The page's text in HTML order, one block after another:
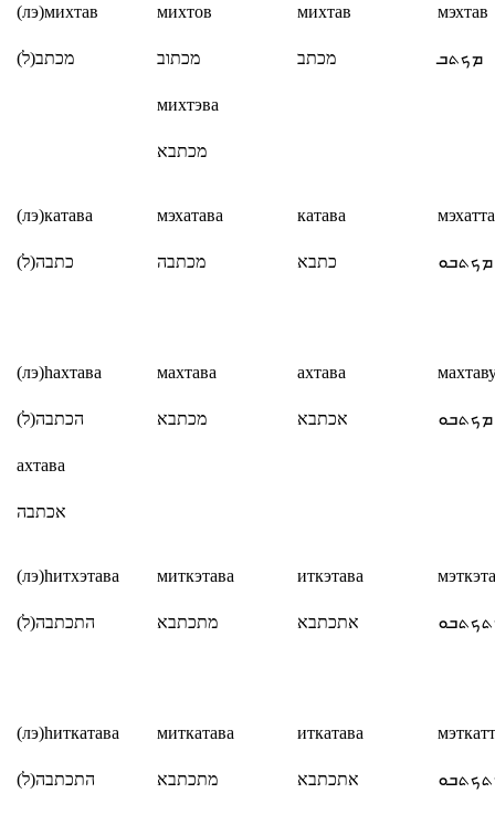
(лэ)михтав
(ל)מכתב
михтов
מכתוב
михтэва
מכתבא
михтав
מכתב
мэхтав
ܡܟܬܒ
(лэ)катава
(ל)כתבה
мэхатава
מכתבה
катава
כתבא ܡܟܬܒܘ
(лэ)hахтава
(ל)הכתבה
ахтава
אכתבה
махтава
מכתבא
ахтава
אכתבא ܡܟܬܒܘ
(лэ)hитхэтава
(ל)התכתבה
миткэтава
מתכתבא
иткэтава
אתכתבא
(лэ)hиткатава
(ל)התכתבה
миткатава
מתכתבא
иткатава
אתכתבא